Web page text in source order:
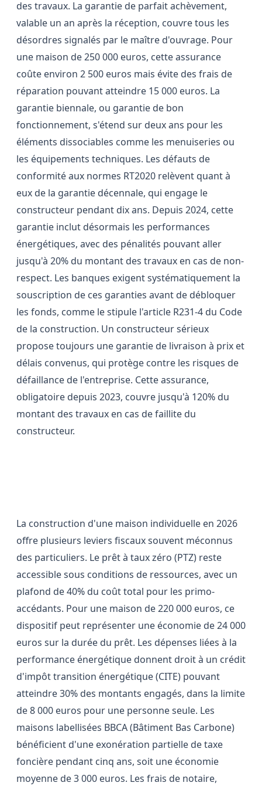
des travaux. La garantie de parfait achèvement,
valable un an après la réception, couvre tous les
désordres signalés par le maître d'ouvrage. Pour
une maison de 250 000 euros, cette assurance
coûte environ 2 500 euros mais évite des frais de
réparation pouvant atteindre 15 000 euros. La
garantie biennale, ou garantie de bon
fonctionnement, s'étend sur deux ans pour les
éléments dissociables comme les menuiseries ou
les équipements techniques. Les défauts de
conformité aux normes RT2020 relèvent quant à
eux de la garantie décennale, qui engage le
constructeur pendant dix ans. Depuis 2024, cette
garantie inclut désormais les performances
énergétiques, avec des pénalités pouvant aller
jusqu'à 20% du montant des travaux en cas de non-
respect. Les banques exigent systématiquement la
souscription de ces garanties avant de débloquer
les fonds, comme le stipule l'article R231-4 du Code
de la construction. Un constructeur sérieux
propose toujours une garantie de livraison à prix et
délais convenus, qui protège contre les risques de
défaillance de l'entreprise. Cette assurance,
obligatoire depuis 2023, couvre jusqu'à 120% du
montant des travaux en cas de faillite du
constructeur.
La construction d'une maison individuelle en 2026
offre plusieurs leviers fiscaux souvent méconnus
des particuliers. Le prêt à taux zéro (PTZ) reste
accessible sous conditions de ressources, avec un
plafond de 40% du coût total pour les primo-
accédants. Pour une maison de 220 000 euros, ce
dispositif peut représenter une économie de 24 000
euros sur la durée du prêt. Les dépenses liées à la
performance énergétique donnent droit à un crédit
d'impôt transition énergétique (CITE) pouvant
atteindre 30% des montants engagés, dans la limite
de 8 000 euros pour une personne seule. Les
maisons labellisées BBCA (Bâtiment Bas Carbone)
bénéficient d'une exonération partielle de taxe
foncière pendant cinq ans, soit une économie
moyenne de 3 000 euros. Les frais de notaire,